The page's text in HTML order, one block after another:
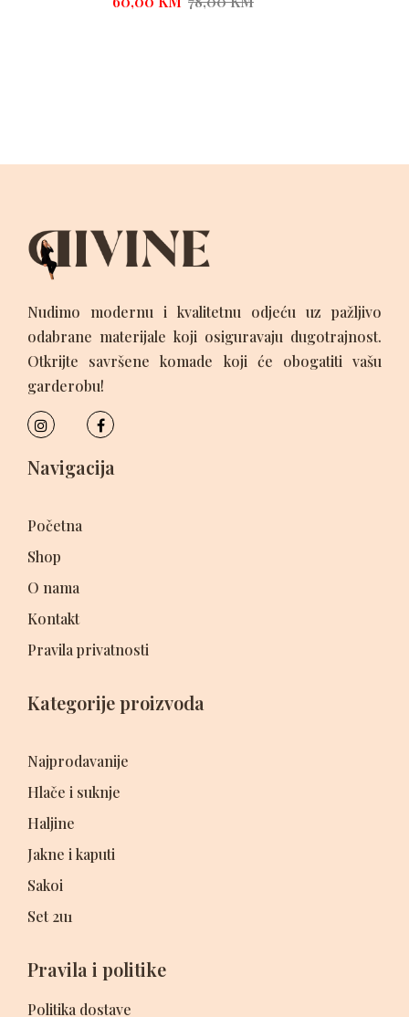
Nudimo modernu i kvalitetnu odjeću uz pažljivo
odabrane materijale koji osiguravaju dugotrajnost.
Otkrijte savršene komade koji će obogatiti vašu
garderobu!
Navigacija
Početna
Shop
O nama
Kontakt
Pravila privatnosti
Kategorije proizvoda
Najprodavanije
Hlače i suknje
Haljine
Jakne i kaputi
Sakoi
Set 2u1
Pravila i politike
Politika dostave